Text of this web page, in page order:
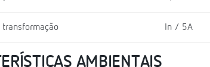
transformação In / 5A
AMBIENTAIS